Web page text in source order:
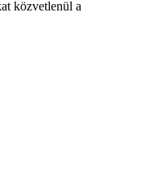
közvetlenül a